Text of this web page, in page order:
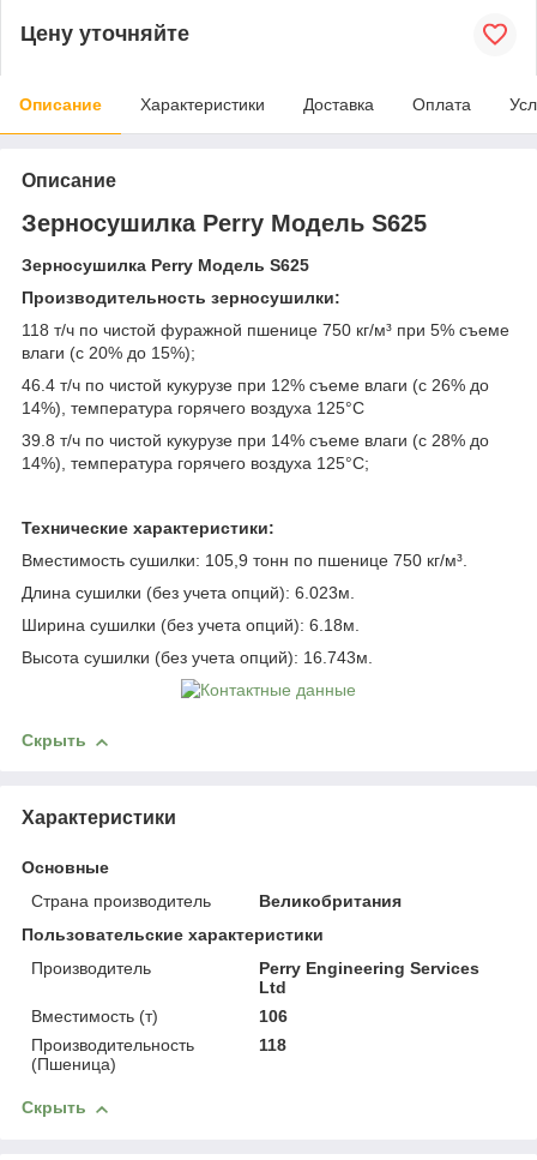
Цену уточняйте
Описание Характеристики Доставка Оплата
Описание
Зерносушилка Perry Модель S625
Зерносушилка Perry Модель S625
Производительность зерносушилки:
118 т/ч по чистой фуражной пшенице 750 кг/м³ при 5% съеме
влаги (с 20% до 15%);
46.4 т/ч по чистой кукурузе при 12% съеме влаги (с 26% до
14%), температура горячего воздуха 125°С
39.8 т/ч по чистой кукурузе при 14% съеме влаги (с 28% до
14%), температура горячего воздуха 125°С;
Технические характеристики:
Вместимость сушилки: 105,9 тонн по пшенице 750 кг/м³.
Длина сушилки (без учета опций): 6.023м.
Ширина сушилки (без учета опций): 6.18м.
Высота сушилки (без учета опций): 16.743м.
Скрыть
Характеристики
Основные
Страна производитель
Великобритания
Пользовательские характеристики
Производитель
Perry Engineering Services
Ltd
Вместимость (т)
106
Производительность
(Пшеница)
118
Скрыть